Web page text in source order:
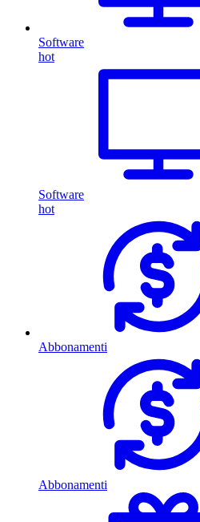
Software
hot
Software
hot
Abbonamenti
Abbonamenti